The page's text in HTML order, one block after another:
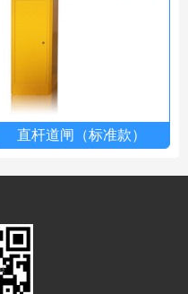
直杆道闸（标准款）